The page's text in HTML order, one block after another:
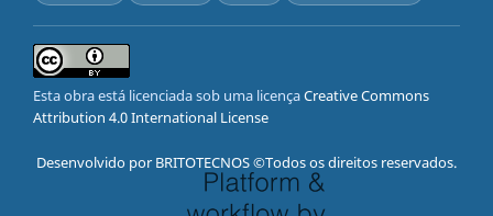
Esta obra está licenciada sob uma licençaCreative Commons
Attribution 4.0 International License